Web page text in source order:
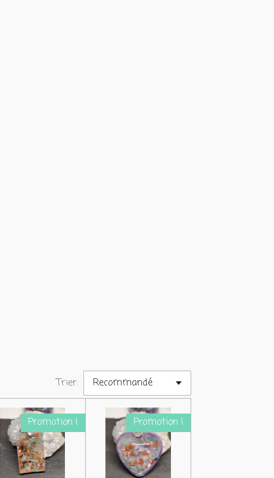
Trier:
Promotion ! Promotion !